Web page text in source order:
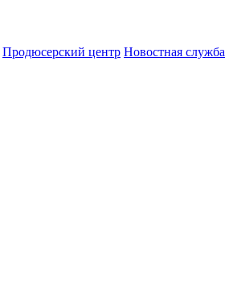
Продюсерский центр Новостная служба